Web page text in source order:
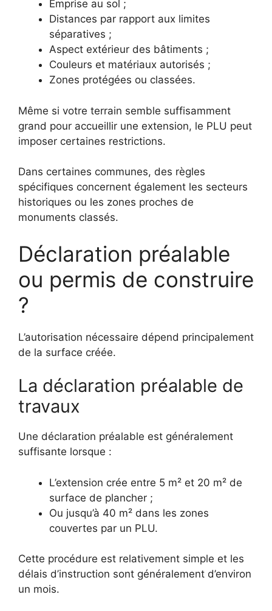
Emprise au sol ;
Distances par rapport aux limites
séparatives ;
Aspect extérieur des bâtiments ;
Couleurs et matériaux autorisés ;
Zones protégées ou classées.
Même si votre terrain semble suffisamment
grand pour accueillir une extension, le PLU peut
imposer certaines restrictions.
Dans certaines communes, des règles
spécifiques concernent également les secteurs
historiques ou les zones proches de
monuments classés.
Déclaration préalable
ou permis de construire
?
L’autorisation nécessaire dépend principalement
de la surface créée.
La déclaration préalable de
travaux
Une déclaration préalable est généralement
suffisante lorsque :
L’extension crée entre 5 m² et 20 m² de
surface de plancher ;
Ou jusqu’à 40 m² dans les zones
couvertes par un PLU.
Cette procédure est relativement simple et les
délais d’instruction sont généralement d’environ
un mois.